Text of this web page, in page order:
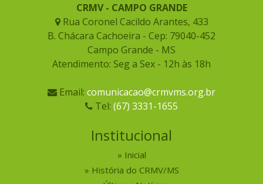
CRMV - CAMPO GRANDE
Rua Coronel Cacildo Arantes, 433
B. Chácara Cachoeira - Cep: 79040-452
Campo Grande - MS
Atendimento: Seg a Sex - 12h às 18h
Email: comunicacao@crmvms.org.br
Tel: (67) 3331-1655
Institucional
Inicial
História do CRMV/MS